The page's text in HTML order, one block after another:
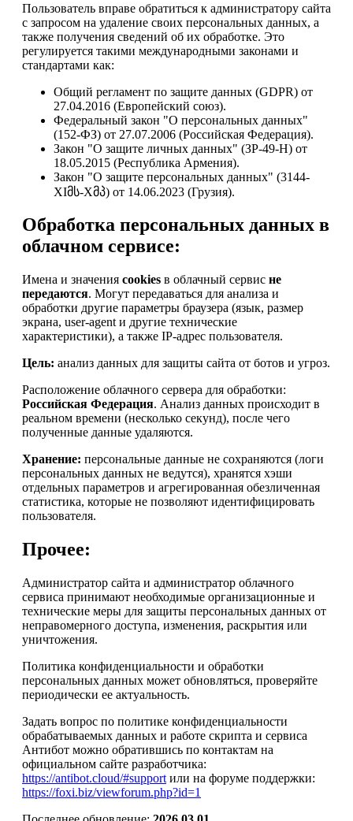
Пользователь вправе обратиться к администратору сайта
с запросом на удаление своих персональных данных, а
также получения сведений об их обработке. Это
регулируется такими международными законами и
стандартами как:
Общий регламент по защите данных (GDPR) от
27.04.2016 (Европейский союз).
Федеральный закон "О персональных данных"
(152-ФЗ) от 27.07.2006 (Российская Федерация).
Закон "О защите личных данных" (ЗР-49-Н) от
18.05.2015 (Республика Армения).
Закон "О защите персональных данных" (3144-
XIმს-Xმპ) от 14.06.2023 (Грузия).
Обработка персональных данных в
облачном сервисе:
Имена и значения cookies в облачный сервис не
передаются. Могут передаваться для анализа и
обработки другие параметры браузера (язык, размер
экрана, user-agent и другие технические
характеристики), а также IP-адрес пользователя.
Цель: анализ данных для защиты сайта от ботов и угроз.
Расположение облачного сервера для обработки:
Российская Федерация. Анализ данных происходит в
реальном времени (несколько секунд), после чего
полученные данные удаляются.
Хранение: персональные данные не сохраняются (логи
персональных данных не ведутся), хранятся хэши
отдельных параметров и агрегированная обезличенная
статистика, которые не позволяют идентифицировать
пользователя.
Прочее:
Администратор сайта и администратор облачного
сервиса принимают необходимые организационные и
технические меры для защиты персональных данных от
неправомерного доступа, изменения, раскрытия или
уничтожения.
Политика конфиденциальности и обработки
персональных данных может обновляться, проверяйте
периодически ее актуальность.
Задать вопрос по политике конфиденциальности
обрабатываемых данных и работе скрипта и сервиса
Антибот можно обратившись по контактам на
официальном сайте разработчика:
https://antibot.cloud/#support или на форуме поддержки:
https://foxi.biz/viewforum.php?id=1